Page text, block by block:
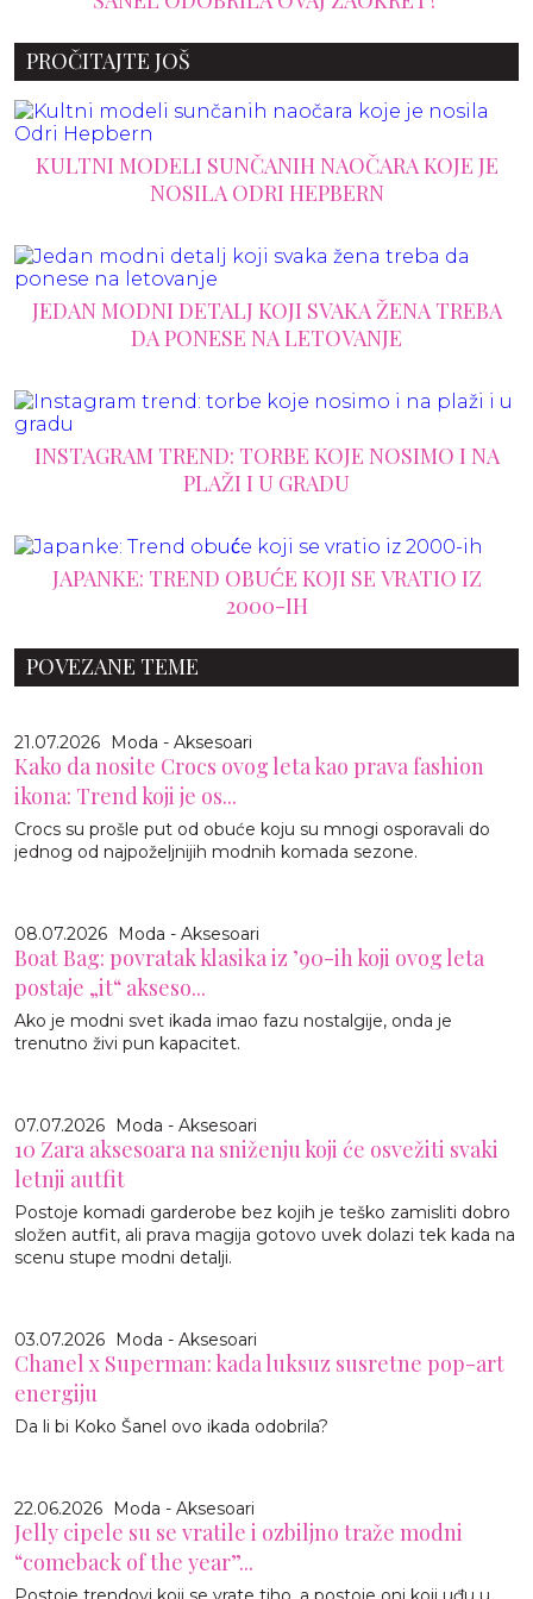
PROČITAJTE JOŠ
KULTNI MODELI SUNČANIH NAOČARA KOJE JE
NOSILA ODRI HEPBERN
JEDAN MODNI DETALJ KOJI SVAKA ŽENA TREBA
DA PONESE NA LETOVANJE
INSTAGRAM TREND: TORBE KOJE NOSIMO I NA
PLAŽI I U GRADU
JAPANKE: TREND OBUĆE KOJI SE VRATIO IZ
2000-IH
POVEZANE TEME
21.07.2026 Moda - Aksesoari
Kako da nosite Crocs ovog leta kao prava fashion
ikona: Trend koji je os...
Crocs su prošle put od obuće koju su mnogi osporavali do
jednog od najpoželjnijih modnih komada sezone.
08.07.2026 Moda - Aksesoari
Boat Bag: povratak klasika iz ’90-ih koji ovog leta
postaje „it“ akseso...
Ako je modni svet ikada imao fazu nostalgije, onda je
trenutno živi pun kapacitet.
07.07.2026 Moda - Aksesoari
10 Zara aksesoara na sniženju koji će osvežiti svaki
letnji autfit
Postoje komadi garderobe bez kojih je teško zamisliti dobro
složen autfit, ali prava magija gotovo uvek dolazi tek kada na
scenu stupe modni detalji.
03.07.2026 Moda - Aksesoari
Chanel x Superman: kada luksuz susretne pop-art
energiju
Da li bi Koko Šanel ovo ikada odobrila?
22.06.2026 Moda - Aksesoari
Jelly cipele su se vratile i ozbiljno traže modni
“comeback of the year”...